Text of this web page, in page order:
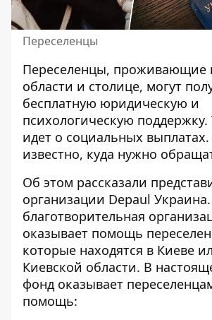
Переселенцы
Переселенцы, проживающие
области и столице, могут
бесплатную юридическую и
психологическую поддержку.
идет о социальных выплатах.
известно, куда нужно
Об этом рассказали
организации Depaul
благотворительная
оказывает помощь
которые находятся в Киеве
Киевской области. В
фонд оказывает
помощь: